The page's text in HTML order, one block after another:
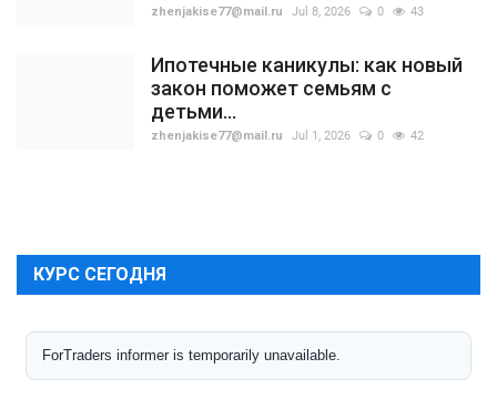
zhenjakise77@mail.ru Jul 8, 2026 0 43
Ипотечные каникулы: как новый
закон поможет семьям с
детьми...
zhenjakise77@mail.ru Jul 1, 2026 0 42
КУРС СЕГОДНЯ